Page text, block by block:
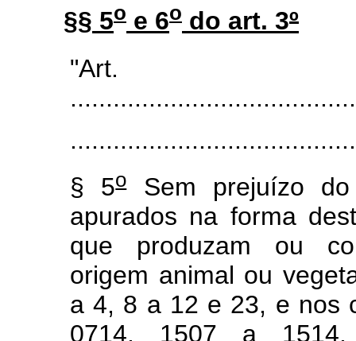
§§ 5o e 6o do art. 3º
§ 5oSem prejuízo do
apurados na forma
que produzam ou
origem animal ou
a 4, 8 a 12 e 23, e nos
0714, 1507 a 1514,